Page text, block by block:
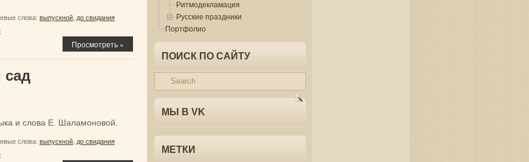
слова: выпускной до свидания
Просмотреть »
сад
и слова Е. Шаламоновой.
слова: выпускной до свидания
Ритмодекламация
Русские праздники
Портфолио
ПОИСК ПО САЙТУ
МЫ В VK
МЕТКИ